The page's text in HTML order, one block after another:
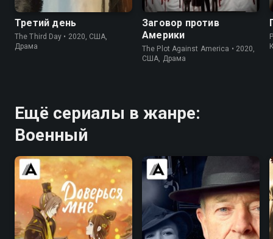
Третий день
The Third Day • 2020, США,
Драма
Заговор против
Америки
The Plot Against America • 2020,
США, Драма
Ещё сериалы в жанре:
Военный